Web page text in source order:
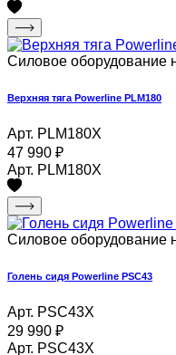
Силовое оборудование
Верхняя тяга Powerline PLM180
Арт. PLM180X
47 990 ₽
Арт. PLM180X
Силовое оборудование
Голень сидя Powerline PSC43
Арт. PSC43X
29 990 ₽
Арт. PSC43X